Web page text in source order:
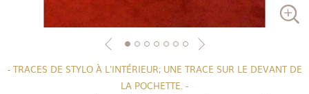
- TRACES DE STYLO À L'INTÉRIEUR; UNE TRACE SUR LE DEVANT DE
LA POCHETTE. -